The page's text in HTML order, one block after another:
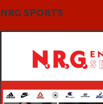
NRG SPORTS